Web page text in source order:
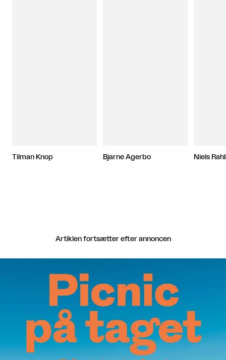
Tilman Knop Bjarne Agerbo Niels
Artiklen fortsætter efter annoncen